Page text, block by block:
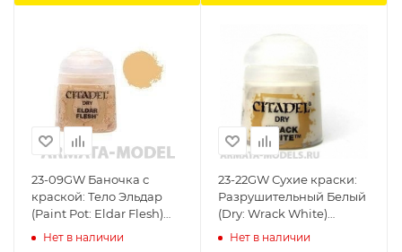
23-09GW Баночка с
краской: Тело Эльдар
(Paint Pot: Eldar Flesh)
Citadel
Нет в наличии
23-22GW Сухие краски:
Разрушительный Белый
(Dry: Wrack White)
Citadel
Нет в наличии